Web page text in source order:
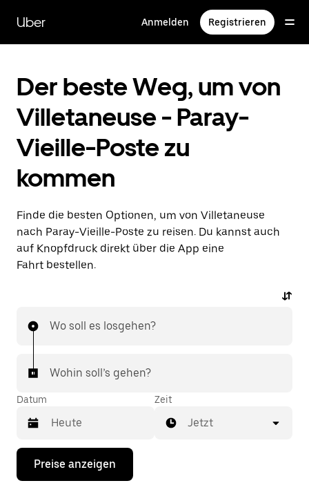
zum
Hauptinhalt
Uber Anmelden Registrieren
Der beste Weg, um von
Villetaneuse - Paray-
Vieille-Poste zu
kommen
Finde die besten Optionen, um von Villetaneuse
nach Paray-Vieille-Poste zu reisen. Du kannst auch
auf Knopfdruck direkt über die App eine
Fahrt bestellen.
Wo soll es losgehen?
Wohin soll’s gehen?
Datum
Drücke
Nach-
Zeit
Jetzt
Preise anzeigen